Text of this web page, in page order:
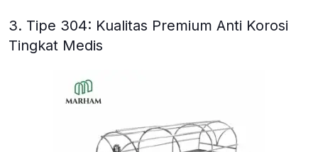
3. Tipe 304: Kualitas Premium Anti Korosi
Tingkat Medis